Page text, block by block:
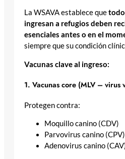
La WSAVA establece que
ingresan a refugios deben
esenciales antes o en el
siempre que su condición
Vacunas clave al ingreso:
1. Vacunas core (MLV – virus
Protegen contra:
Moquillo canino (CDV)
Parvovirus canino (CPV)
Adenovirus canino